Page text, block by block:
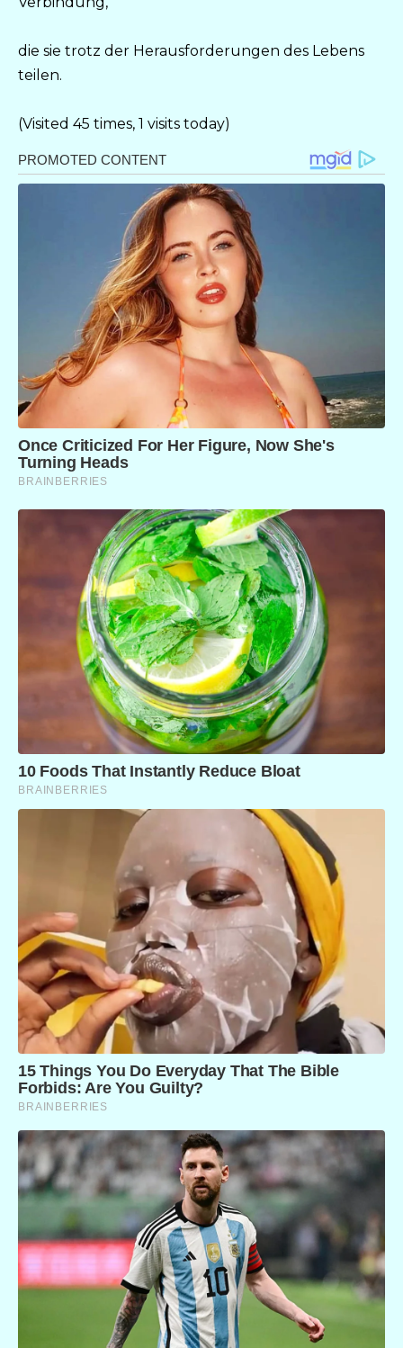
die sie trotz der Herausforderungen des Lebens
teilen.
(Visited 45 times, 1 visits today)